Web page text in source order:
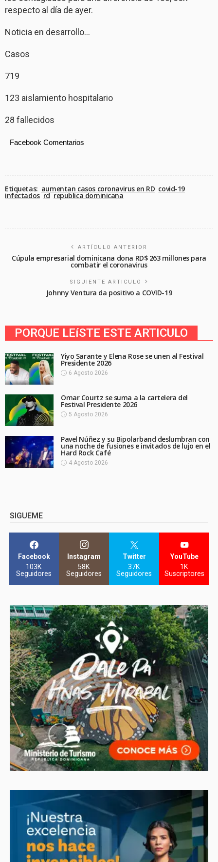
respecto al día de ayer.
Noticia en desarrollo…
Casos
719
123 aislamiento hospitalario
28 fallecidos
Facebook Comentarios
Etiquetas: aumentan casos coronavirus en RD covid-19
infectados rd republica dominicana
ARTÍCULO ANTERIOR
Cúpula empresarial dominicana dona RD$ 263 millones para
combatir el coronavirus
SIGUIENTE ARTICULO
Johnny Ventura da positivo a COVID-19
PORQUE LEíSTE ESTE ARTICULO
Yiyo Sarante y Elena Rose se unen al Festival
Presidente 2026
6 Agosto 2026
Omar Courtz se suma a la cartelera del
Festival Presidente 2026
5 Agosto 2026
Pavel Núñez y su Bipolarband deslumbran con
una noche de fusiones e invitados de lujo en el
Hard Rock Café
4 Agosto 2026
SIGUEME
Facebook
103K
Seguidores
Instagram
58K
Seguidores
Twitter
37K
Seguidores
YouTube
1K
Suscriptores